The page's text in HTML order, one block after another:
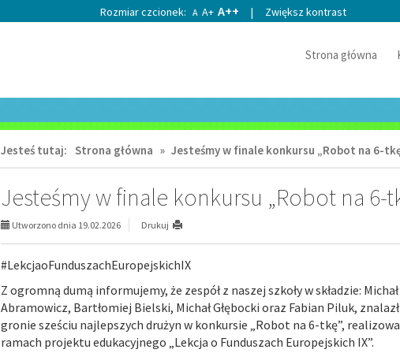
Rozmiar czcionek: A A+ A++ | Zwiększ kontrast
Strona główna
Jesteś tutaj: Strona główna » Jesteśmy w finale konkursu „Robot na 6-
Jesteśmy w finale konkursu „Robot na 6-
Utworzono dnia 19.02.2026 Drukuj
#LekcjaoFunduszachEuropejskichIX
Z ogromną dumą informujemy, że zespół z naszej szkoły w składzie: Michał
Abramowicz, Bartłomiej Bielski, Michał Głębocki oraz Fabian Piluk,
gronie sześciu najlepszych drużyn w konkursie „Robot na 6-tkę”,
ramach projektu edukacyjnego „Lekcja o Funduszach Europejskich IX”.